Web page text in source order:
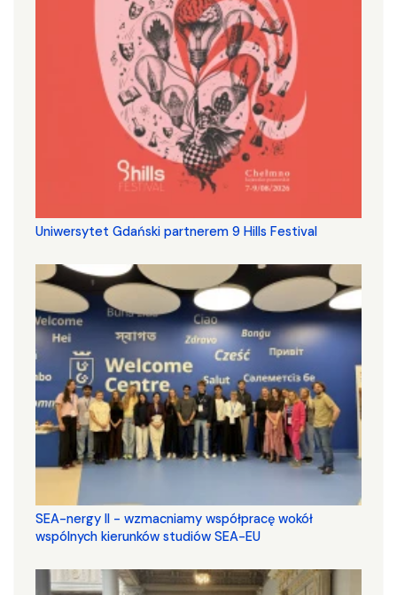
Uniwersytet Gdański partnerem 9 Hills Festival
SEA-nergy II - wzmacniamy współpracę wokół
wspólnych kierunków studiów SEA-EU